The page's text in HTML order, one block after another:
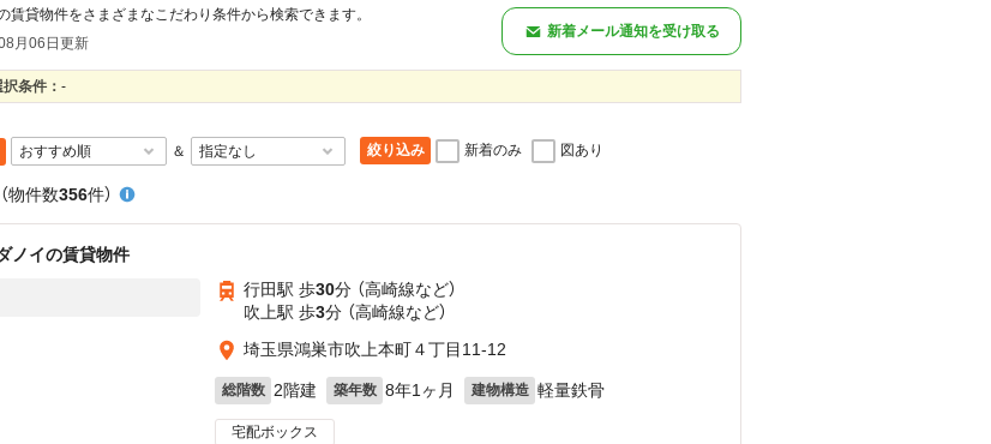
賃貸物件をさまざまなこだわり条件から検索できます。
月06日更新
新着メール通知を受け取る
条件： -
＆ 絞り込み 新着のみ 図あり
（物件数356件）
ノイの賃貸物件
行田駅 歩30分 （高崎線など）
吹上駅 歩3分 （高崎線など）
埼玉県鴻巣市吹上本町４丁目11-12
総階数 2階建 築年数 8年1ヶ月 建物構造 軽量鉄骨
宅配ボックス